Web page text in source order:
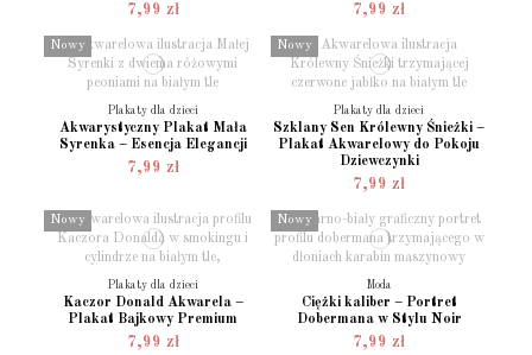
7,99 zł 7,99 zł
Nowy
Plakaty dla dzieci
Akwarystyczny Plakat Mała
Syrenka – Esencja Elegancji
7,99 zł
Nowy
Plakaty dla dzieci
Szklany Sen Królewny Śnieżki –
Plakat Akwarelowy do Pokoju
Dziewczynki
7,99 zł
Nowy
Plakaty dla dzieci
Kaczor Donald Akwarela –
Plakat Bajkowy Premium
7,99 zł
Nowy
Moda
Ciężki kaliber – Portret
Dobermana w Stylu Noir
7,99 zł